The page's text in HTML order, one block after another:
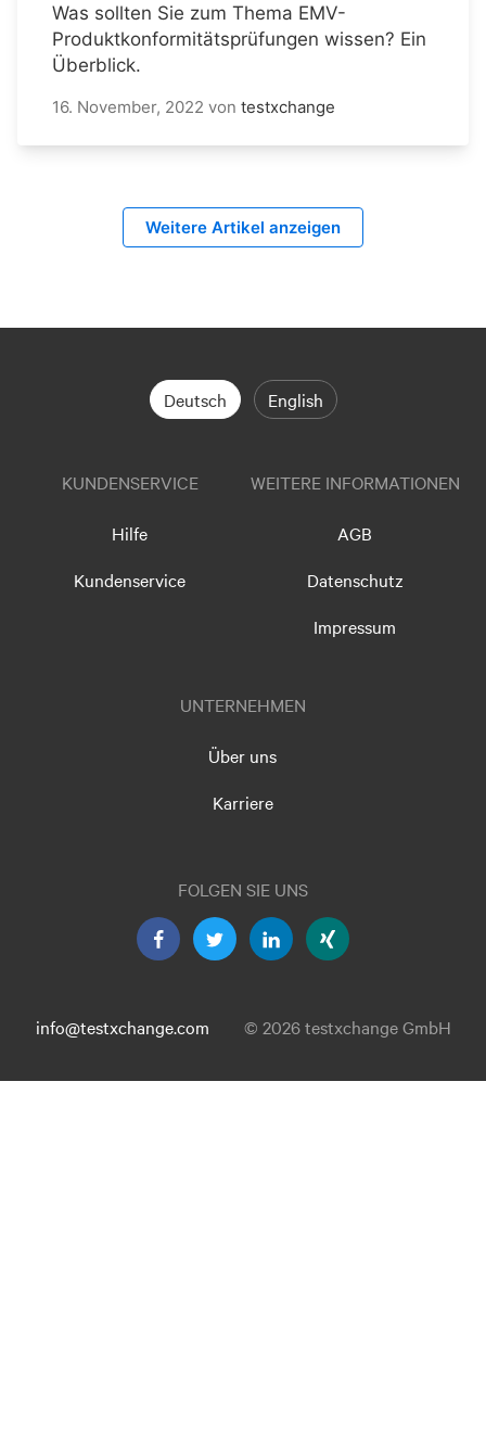
Was sollten Sie zum Thema EMV-
Produktkonformitätsprüfungen wissen? Ein
Überblick.
16. November, 2022 von testxchange
Weitere Artikel anzeigen
Deutsch English
KUNDENSERVICE
Hilfe
Kundenservice
WEITERE INFORMATIONEN
AGB
Datenschutz
Impressum
UNTERNEHMEN
Über uns
Karriere
FOLGEN SIE UNS
info@testxchange.com © 2026 testxchange GmbH